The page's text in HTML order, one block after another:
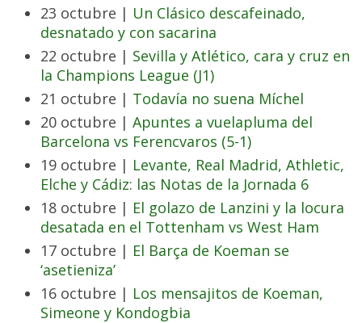
23 octubre | Un Clásico descafeinado,
desnatado y con sacarina
22 octubre | Sevilla y Atlético, cara y cruz en
la Champions League (J1)
21 octubre | Todavía no suena Míchel
20 octubre | Apuntes a vuelapluma del
Barcelona vs Ferencvaros (5-1)
19 octubre | Levante, Real Madrid, Athletic,
Elche y Cádiz: las Notas de la Jornada 6
18 octubre | El golazo de Lanzini y la locura
desatada en el Tottenham vs West Ham
17 octubre | El Barça de Koeman se
‘asetieniza’
16 octubre | Los mensajitos de Koeman,
Simeone y Kondogbia